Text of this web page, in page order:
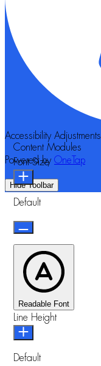
Accessibility Adjustments
Powered by OneTap
Hide Toolbar
Content Modules
Font Size
Default
Readable Font
Line Height
Default